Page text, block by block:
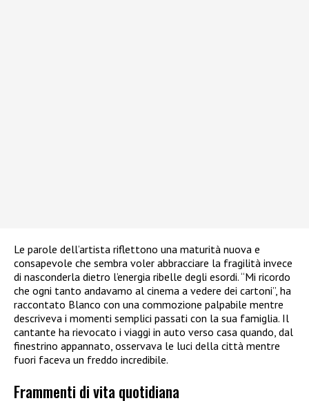
Le parole dell’artista riflettono una maturità nuova e
consapevole che sembra voler abbracciare la fragilità invece
di nasconderla dietro l’energia ribelle degli esordi. “Mi ricordo
che ogni tanto andavamo al cinema a vedere dei cartoni”, ha
raccontato Blanco con una commozione palpabile mentre
descriveva i momenti semplici passati con la sua famiglia. Il
cantante ha rievocato i viaggi in auto verso casa quando, dal
finestrino appannato, osservava le luci della città mentre
fuori faceva un freddo incredibile.
Frammenti di vita quotidiana